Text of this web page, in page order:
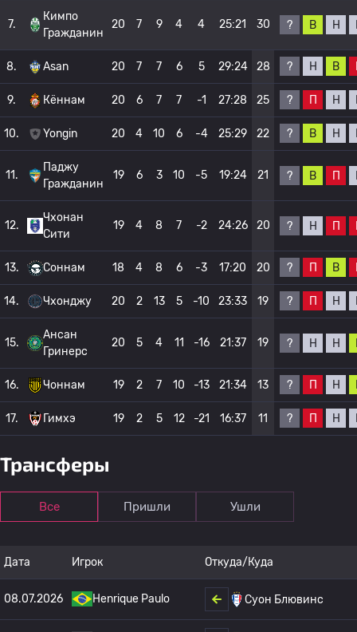
7.
Кимпо
Гражданин
20 7 9 4 4 25:21 30 ? В Н
8. Asan 20 7 7 6 5 29:24 28 ? Н В
9. Кённам 20 6 7 7 -1 27:28 25 ? П Н
10. Yongin 20 4 10 6 -4 25:29 22 ? В Н
11.
Паджу
Гражданин
19 6 3 10 -5 19:24 21 ? В П
12.
Чхонан
Сити
19 4 8 7 -2 24:26 20 ? Н П
13. Соннам 18 4 8 6 -3 17:20 20 ? П В
14. Чхонджу 20 2 13 5 -10 23:33 19 ? П Н
15.
Ансан
Гринерс
20 5 4 11 -16 21:37 19 ? Н Н
16. Чоннам 19 2 7 10 -13 21:34 13 ? П Н
17. Гимхэ 19 2 5 12 -21 16:37 11 ? П Н
Трансферы
Все Пришли Ушли
Дата Игрок Откуда/Куда
08.07.2026 Henrique Paulo Суон Блювинс